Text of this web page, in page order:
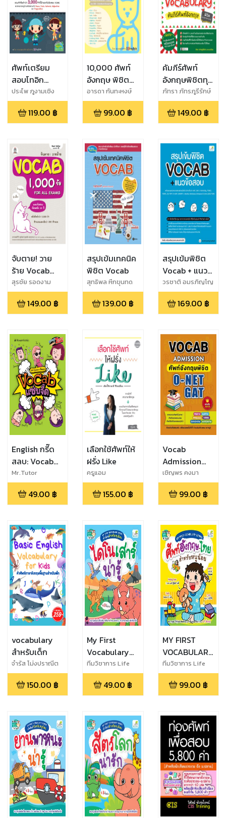
ศัพท์เตรียม
สอบโทอิก
TOEIC
Vocabulary
ประไพ ภูงามเชิง
119.00 ฿
10,000 ศัพท์
อังกฤษ พิชิต
การเรียน-สอบ-
ใช้ในชีวิตประจำ
วัน
อารดา กันทะหงษ์
99.00 ฿
คัมภีร์ศัพท์
อังกฤษพิชิตทุก
สถานการณ์ -
Perfect
English
ภัทรา ภัทรภูรีรักษ์
(อาจารย์โอ๊ต)
149.00 ฿
จับตาย! วาย
ร้าย Vocab
1,000 ข้อ For
All Exams
สุรชัย รอดงาม
(อาจารย์ทีวี จูเนียร์)
และ Sherwin
Martinez และ
และ ชนิกานต์
เทศนานัย
149.00 ฿
สรุปเข้มเทคนิค
พิชิต Vocab
สุทธิพล หึกขุนทด
(ครูอ๊อดดี้)
139.00 ฿
สรุปเข้มพิชิต
Vocab + แนว
ข้อสอบ
วรชาติ อมรภิญโญ
เกียรติ
169.00 ฿
English กรี๊ด
สลบ: Vocab
แซ่บจี๊ด
Mr.Tutor
49.00 ฿
เลือกใช้ศัพท์ให้
ฝรั่ง Like
ครูแอม
155.00 ฿
Vocab
Admission
ศัพท์อังกฤษ
พิชิต O-NET
GAT
เชิญพร คงมา
99.00 ฿
vocabulary
สำหรับเด็ก
จำรัส โม่งปราณีต
150.00 ฿
My First
Vocabulary
Series คำศัพท์
สำหรับหนูน้อย
ไดโนเสาร์น่ารู้
ทีมวิชาการ Life
Balance
49.00 ฿
MY FIRST
VOCABULARY
SERIES ศัพท์
อังกฤษ-ไทย
สำหรับหนูน้อย
ทีมวิชาการ Life
Balance
99.00 ฿